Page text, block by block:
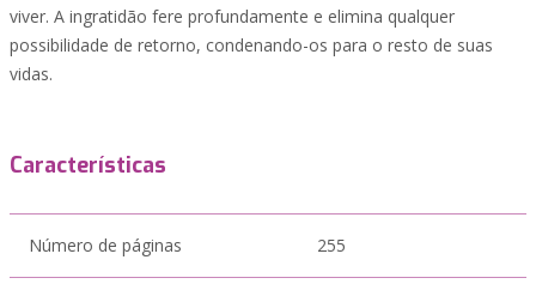
viver. A ingratidão fere profundamente e elimina qualquer
possibilidade de retorno, condenando-os para o resto de suas
vidas.
Características
Número de páginas 255